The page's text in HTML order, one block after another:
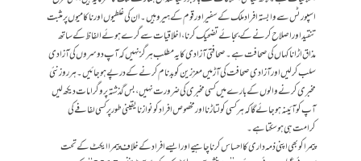
اسپورٹس سے وابستہ افراد ملک کے سفیر اور قوم کے ہیرو ہیں۔ ان کی غلطیوں اور ناکامیوں پر مثبت
تنقید اور اصلاح کرنے کے بجائے تضحیک کرنا، اخلاقیات سے گرے ہوئے الفاظ کے ساتھ
مذاق اڑانا کہاں کی صحافت ہے۔ صحافتی آزادی کا یہ مطلب ہرگز نہیں کہ آپ دوسروں کی آزادی
سلب کرلیں اور آزادی ِ صحافت کی آڑمیں معززین کو بدنام کرنے کے درپے ہوجائیں۔ ہر روز نئی
مخبری کرنے والوں کے بارے میں کسی مخبری کی ضرورت نہیں، بس گذشتہ پروگرامات دیکھ لیں
آپ کو آئینہ ہوجائے گا کہ ہر کسی کو لتاڑنا اور مخصوص افراد کو نوازنا یقینی طور پر کسی لفافے کی
کرامت ہی ہوسکتا ہے۔
پیمرا کو بھی اپنی ذمہ داری کا احساس کرنا چاہیے اور ایسے افراد کے خلاف پیمرا ایکٹ کے تحت